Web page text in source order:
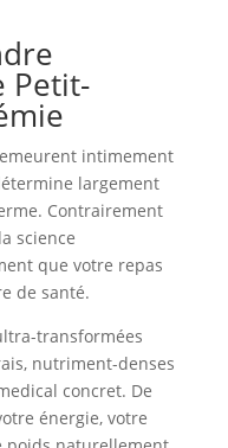
Petit-
intimement
largement
Contrairement
science
que votre repas
de santé.
transformées
nutriment-denses
concret. De
énergie, votre